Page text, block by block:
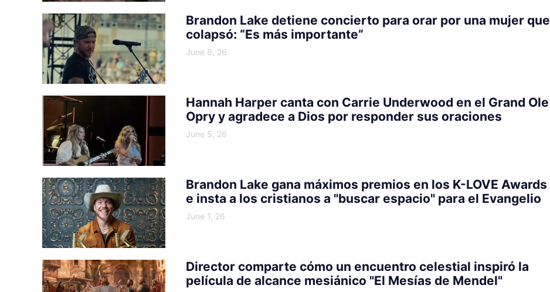
Brandon Lake detiene concierto para orar por una mujer que
colapsó: “Es más importante”
June 8, 26
Hannah Harper canta con Carrie Underwood en el Grand Ole
Opry y agradece a Dios por responder sus oraciones
June 5, 26
Brandon Lake gana máximos premios en los K-LOVE Awards
e insta a los cristianos a "buscar espacio" para el Evangelio
June 1, 26
Director comparte cómo un encuentro celestial inspiró la
película de alcance mesiánico "El Mesías de Mendel"